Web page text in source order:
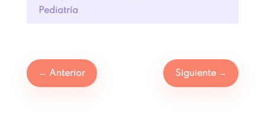
Pediatría
← Anterior Siguiente →